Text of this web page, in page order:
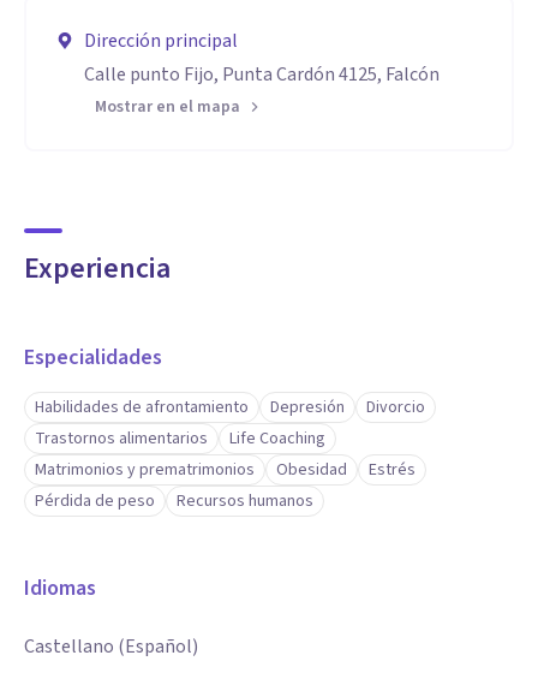
Dirección principal
Calle punto Fijo, Punta Cardón 4125, Falcón
Mostrar en el mapa
Experiencia
Especialidades
Habilidades de afrontamiento Depresión
Divorcio
Trastornos alimentarios
Life Coaching
Matrimonios y prematrimonios
Obesidad
Estrés
Pérdida de peso
Recursos humanos
Idiomas
Castellano (Español)